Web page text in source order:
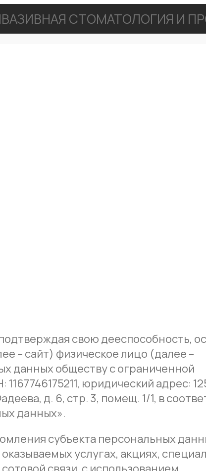
СТОМАТОЛОГИЯ И
свою дееспособность,
– сайт) физическое лицо (далее –
данных обществу с ограниченной
юридический адрес:
д. 6, стр. 3, помещ. 1/1, в
данных».
субъекта персональных
услугах, акциях,